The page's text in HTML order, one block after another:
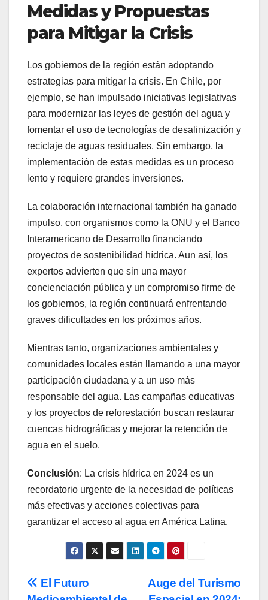
Medidas y Propuestas
para Mitigar la Crisis
Los gobiernos de la región están adoptando
estrategias para mitigar la crisis. En Chile, por
ejemplo, se han impulsado iniciativas legislativas
para modernizar las leyes de gestión del agua y
fomentar el uso de tecnologías de desalinización y
reciclaje de aguas residuales. Sin embargo, la
implementación de estas medidas es un proceso
lento y requiere grandes inversiones.
La colaboración internacional también ha ganado
impulso, con organismos como la ONU y el Banco
Interamericano de Desarrollo financiando
proyectos de sostenibilidad hídrica. Aun así, los
expertos advierten que sin una mayor
concienciación pública y un compromiso firme de
los gobiernos, la región continuará enfrentando
graves dificultades en los próximos años.
Mientras tanto, organizaciones ambientales y
comunidades locales están llamando a una mayor
participación ciudadana y a un uso más
responsable del agua. Las campañas educativas
y los proyectos de reforestación buscan restaurar
cuencas hidrográficas y mejorar la retención de
agua en el suelo.
Conclusión: La crisis hídrica en 2024 es un
recordatorio urgente de la necesidad de políticas
más efectivas y acciones colectivas para
garantizar el acceso al agua en América Latina.
Navegación
Auge del Turismo
El Futuro